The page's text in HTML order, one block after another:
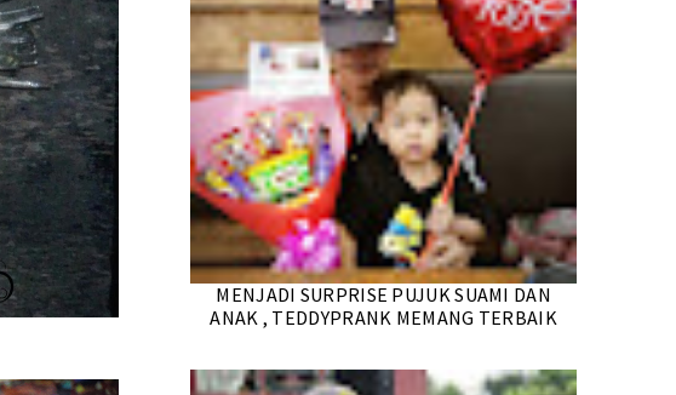
MENJADI SURPRISE PUJUK SUAMI DAN
ANAK , TEDDYPRANK MEMANG TERBAIK